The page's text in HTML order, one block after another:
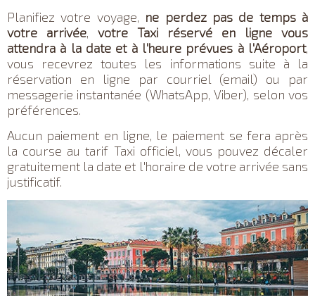
Planifiez votre voyage, ne perdez pas de temps à
votre arrivée, votre Taxi réservé en ligne vous
attendra à la date et à l'heure prévues à l'Aéroport,
vous recevrez toutes les informations suite à la
réservation en ligne par courriel (email) ou par
messagerie instantanée (WhatsApp, Viber), selon vos
préférences.
Aucun paiement en ligne, le paiement se fera après
la course au tarif Taxi officiel, vous pouvez décaler
gratuitement la date et l'horaire de votre arrivée sans
justificatif.